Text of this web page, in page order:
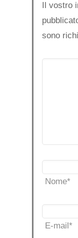
Il vostro
sono
Nome*
E-mail*